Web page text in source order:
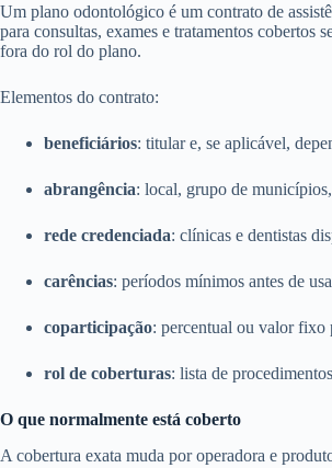
Um plano odontológico é um contrato de
para consultas, exames e tratamentos
fora do rol do plano.
Elementos do contrato:
beneficiários: titular e, se aplicável,
abrangência: local, grupo de
rede credenciada: clínicas e dentistas
carências: períodos mínimos antes de
coparticipação: percentual ou valor fixo
rol de coberturas: lista de
O que normalmente está coberto
A cobertura exata muda por operadora e